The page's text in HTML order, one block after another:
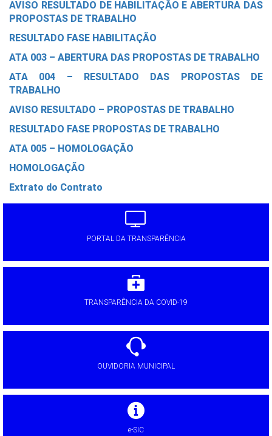
AVISO RESULTADO DE HABILITAÇÃO E ABERTURA DAS
PROPOSTAS DE TRABALHO
RESULTADO FASE HABILITAÇÃO
ATA 003 – ABERTURA DAS PROPOSTAS DE TRABALHO
ATA 004 – RESULTADO DAS PROPOSTAS DE
TRABALHO
AVISO RESULTADO – PROPOSTAS DE TRABALHO
RESULTADO FASE PROPOSTAS DE TRABALHO
ATA 005 – HOMOLOGAÇÃO
HOMOLOGAÇÃO
Extrato do Contrato
PORTAL DA TRANSPARÊNCIA
TRANSPARÊNCIA DA COVID-19
OUVIDORIA MUNICIPAL
e-SIC